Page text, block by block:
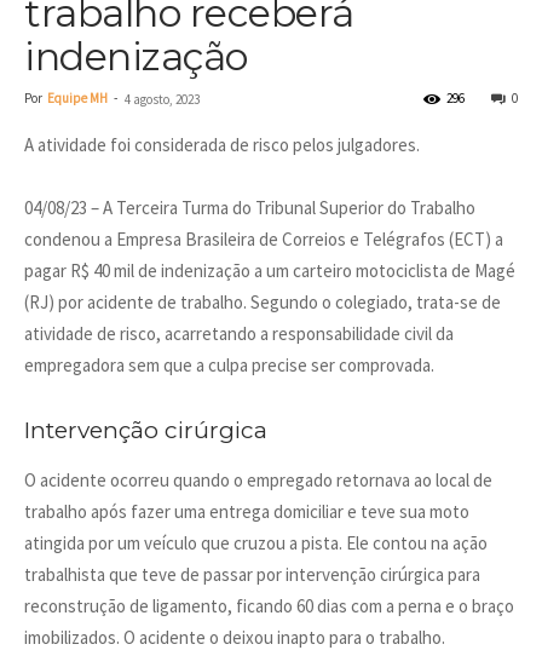
trabalho receberá
indenização
Por Equipe MH - 4 agosto, 2023 0
296
A atividade foi considerada de risco pelos julgadores.
04/08/23 – A Terceira Turma do Tribunal Superior do Trabalho
condenou a Empresa Brasileira de Correios e Telégrafos (ECT) a
pagar R$ 40 mil de indenização a um carteiro motociclista de Magé
(RJ) por acidente de trabalho. Segundo o colegiado, trata-se de
atividade de risco, acarretando a responsabilidade civil da
empregadora sem que a culpa precise ser comprovada.
Intervenção cirúrgica
O acidente ocorreu quando o empregado retornava ao local de
trabalho após fazer uma entrega domiciliar e teve sua moto
atingida por um veículo que cruzou a pista. Ele contou na ação
trabalhista que teve de passar por intervenção cirúrgica para
reconstrução de ligamento, ficando 60 dias com a perna e o braço
imobilizados. O acidente o deixou inapto para o trabalho.